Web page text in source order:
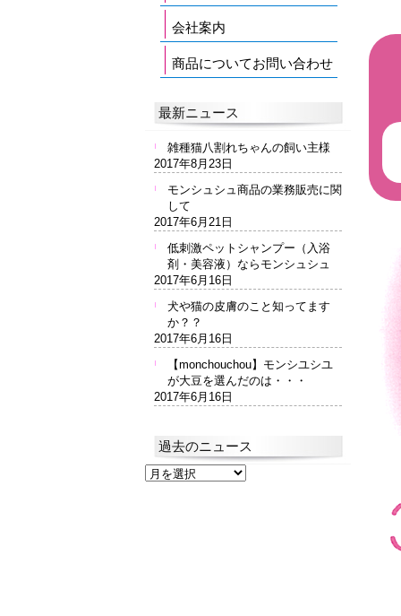
会社案内
商品についてお問い合わせ
最新ニュース
雑種猫八割れちゃんの飼い主様
2017年8月23日
モンシュシュ商品の業務販売に関
して
2017年6月21日
低刺激ペットシャンプー（入浴
剤・美容液）ならモンシュシュ
2017年6月16日
犬や猫の皮膚のこと知ってます
か？？
2017年6月16日
【monchouchou】モンシユシユ
が大豆を選んだのは・・・
2017年6月16日
過去のニュース
過